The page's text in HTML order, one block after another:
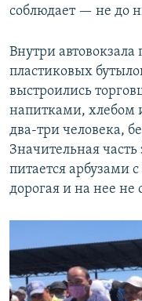
соблюдает — не до
Внутри
пластиковых
выстроились
напитками, хлебом
два-три человека,
Значительная
питается арбузами
дорогая и на нее не